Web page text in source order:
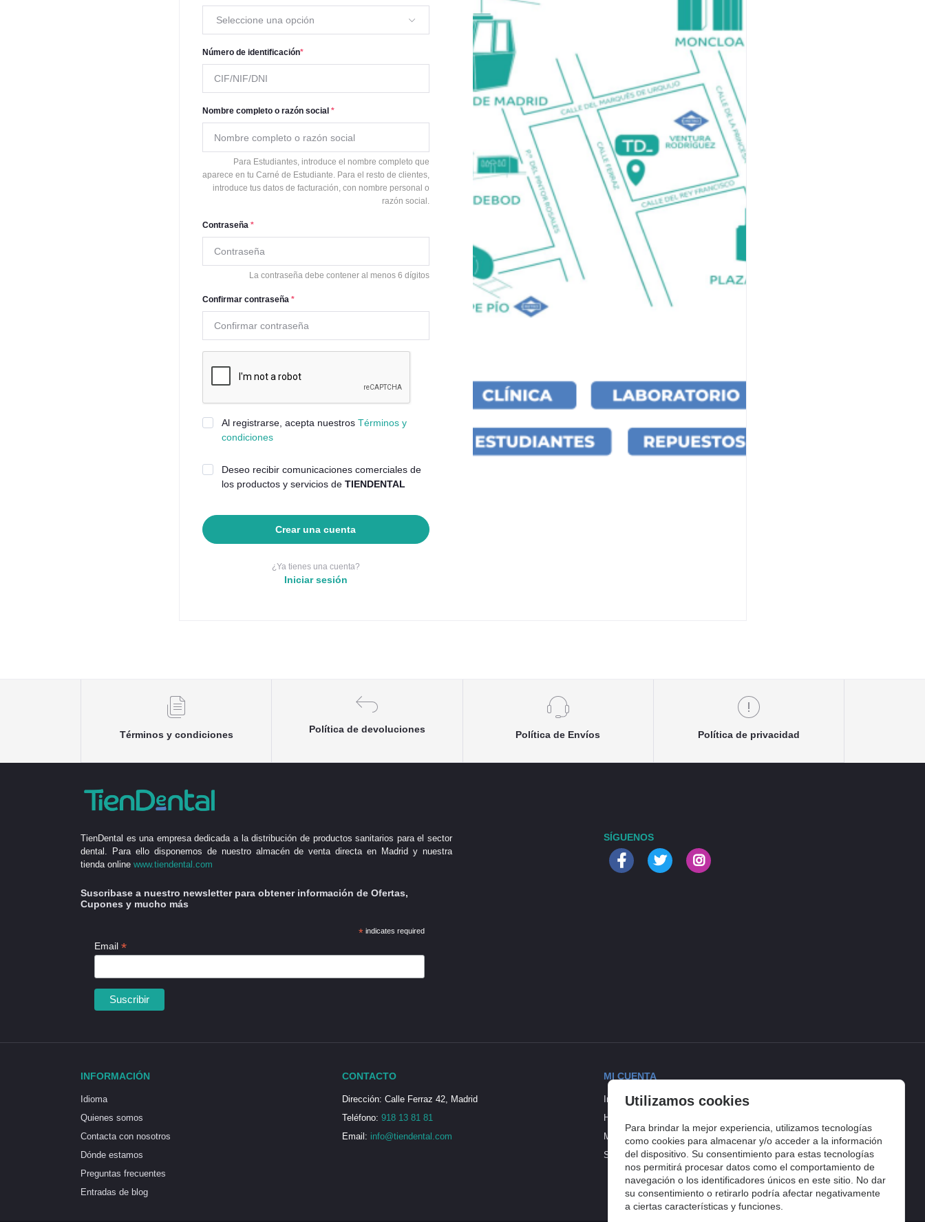
Seleccione una opción
Número de identificación*
Nombre completo o razón social *
Para Estudiantes, introduce el nombre completo que
aparece en tu Carné de Estudiante. Para el resto de clientes,
introduce tus datos de facturación, con nombre personal o
razón social.
Contraseña *
La contraseña debe contener al menos 6 dígitos
Confirmar contraseña *
Al registrarse, acepta nuestros Términos y
condiciones
Deseo recibir comunicaciones comerciales de
los productos y servicios de TIENDENTAL
Crear una cuenta
¿Ya tienes una cuenta?
Iniciar sesión
Términos y condiciones
Política de devoluciones
Política de Envíos Política de privacidad
TienDental es una empresa dedicada a la distribución de productos sanitarios para el sector
dental. Para ello disponemos de nuestro almacén de venta directa en Madrid y nuestra
tienda online www.tiendental.com
Suscribase a nuestro newsletter para obtener información de Ofertas,
Cupones y mucho más
* indicates required
Email *
SÍGUENOS
INFORMACIÓN
Idioma
Quienes somos
Contacta con nosotros
Dónde estamos
Preguntas frecuentes
Entradas de blog
CONTACTO
Dirección: Calle Ferraz 42, Madrid
Teléfono: 918 13 81 81
Email: info@tiendental.com
MI CUENTA
Iniciar sesión
Historial de pedidos
Mi lista de compra
Seguimiento del pedido
Utilizamos cookies
Para brindar la mejor experiencia, utilizamos tecnologías
como cookies para almacenar y/o acceder a la información
del dispositivo. Su consentimiento para estas tecnologías
nos permitirá procesar datos como el comportamiento de
navegación o los identificadores únicos en este sitio. No dar
su consentimiento o retirarlo podría afectar negativamente
a ciertas características y funciones.